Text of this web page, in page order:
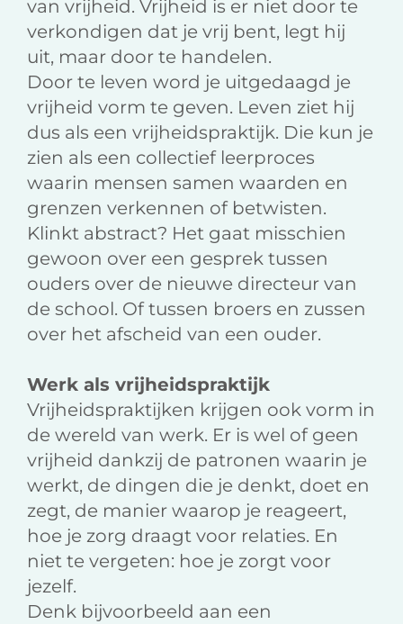
van vrijheid. Vrijheid is er niet door te
verkondigen dat je vrij bent, legt hij
uit, maar door te handelen.
Door te leven word je uitgedaagd je
vrijheid vorm te geven. Leven ziet hij
dus als een vrijheidspraktijk. Die kun je
zien als een collectief leerproces
waarin mensen samen waarden en
grenzen verkennen of betwisten.
Klinkt abstract? Het gaat misschien
gewoon over een gesprek tussen
ouders over de nieuwe directeur van
de school. Of tussen broers en zussen
over het afscheid van een ouder.
Werk als vrijheidspraktijk
Vrijheidspraktijken krijgen ook vorm in
de wereld van werk. Er is wel of geen
vrijheid dankzij de patronen waarin je
werkt, de dingen die je denkt, doet en
zegt, de manier waarop je reageert,
hoe je zorg draagt voor relaties. En
niet te vergeten: hoe je zorgt voor
jezelf.
Denk bijvoorbeeld aan een